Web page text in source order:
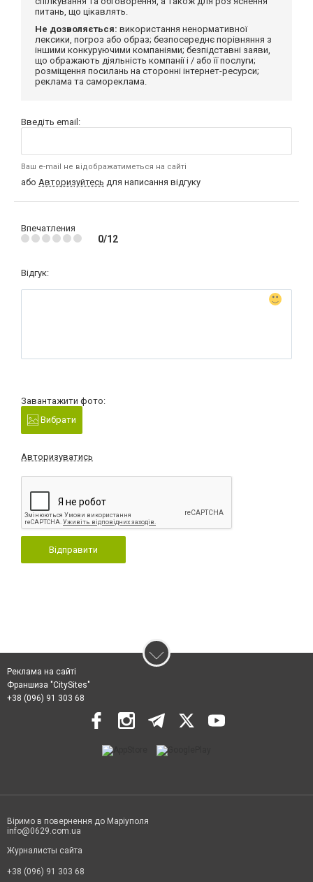
питань, що цікавлять.
Не дозволяється: використання ненормативної
лексики, погроз або образ; безпосереднє порівняння з
іншими конкуруючими компаніями; безпідставні заяви,
що ображають діяльність компанії і / або її послуги;
розміщення посилань на сторонні інтернет-ресурси;
реклама та самореклама.
Введіть email:
Ваш e-mail не відображатиметься на сайті
або Авторизуйтесь для написання відгуку
Впечатления
0/12
Відгук:
Завантажити фото:
Вибрати
Авторизуватись
Відправити
Реклама на сайті
Франшиза "CitySites"
+38 (096) 91 303 68
Віримо в повернення до Маріуполя
info@0629.com.ua
Журналисты сайта
+38 (096) 91 303 68